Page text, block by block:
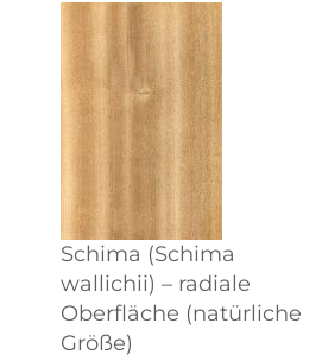
Schima (Schima
wallichii) – radiale
Oberfläche (natürliche
Größe)